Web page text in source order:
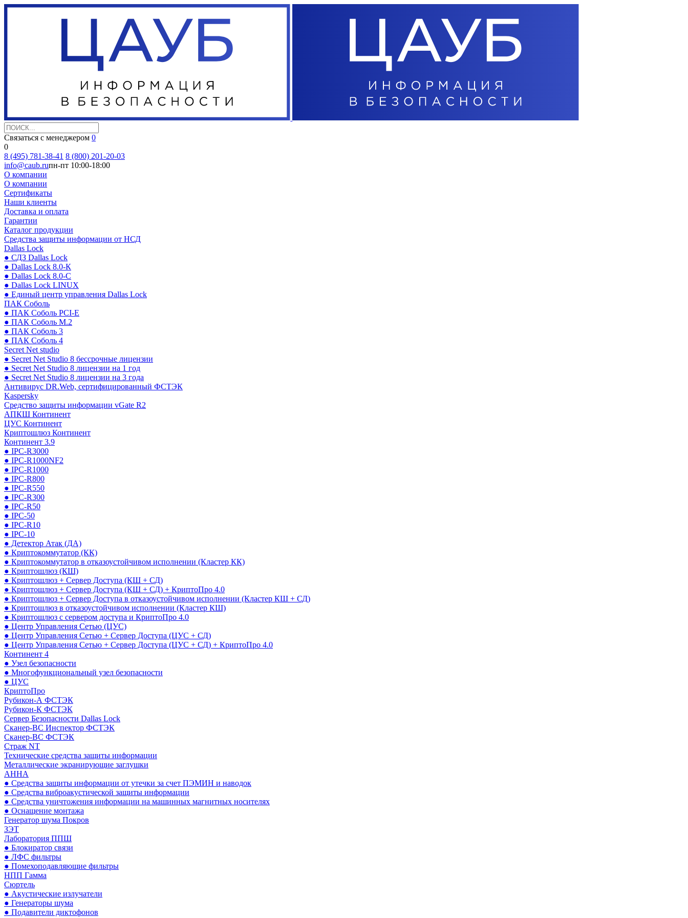
Связаться с менеджером 0
0
8 (495) 781-38-41 8 (800) 201-20-03
info@caub.ruпн-пт 10:00-18:00
О компании
О компании
Сертификаты
Наши клиенты
Доставка и оплата
Гарантии
Каталог продукции
Средства защиты информации от НСД
Dallas Lock
● СДЗ Dallas Lock
● Dallas Lock 8.0-К
● Dallas Lock 8.0-С
● Dallas Lock LINUX
● Единый центр управления Dallas Lock
ПАК Соболь
● ПАК Соболь PCI-E
● ПАК Соболь М.2
● ПАК Соболь 3
● ПАК Соболь 4
Secret Net studio
● Secret Net Studio 8 бессрочные лицензии
● Secret Net Studio 8 лицензии на 1 год
● Secret Net Studio 8 лицензии на 3 года
Антивирус DR.Web, сертифицированный ФСТЭК
Kaspersky
Средство защиты информации vGate R2
АПКШ Континент
ЦУС Континент
Криптошлюз Континент
Континент 3.9
● IPC-R3000
● IPC-R1000NF2
● IPC-R1000
● IPC-R800
● IPC-R550
● IPC-R300
● IPC-R50
● IPC-50
● IPC-R10
● IPC-10
● Детектор Атак (ДА)
● Криптокоммутатор (КК)
● Криптокоммутатор в отказоустойчивом исполнении (Кластер КК)
● Криптошлюз (КШ)
● Криптошлюз + Сервер Доступа (КШ + СД)
● Криптошлюз + Сервер Доступа (КШ + СД) + КриптоПро 4.0
● Криптошлюз + Сервер Доступа в отказоустойчивом исполнении (Кластер КШ + СД)
● Криптошлюз в отказоустойчивом исполнении (Кластер КШ)
● Криптошлюз с сервером доступа и КриптоПро 4.0
● Центр Управления Сетью (ЦУС)
● Центр Управления Сетью + Сервер Доступа (ЦУС + СД)
● Центр Управления Сетью + Сервер Доступа (ЦУС + СД) + КриптоПро 4.0
Континент 4
● Узел безопасности
● Многофункциональный узел безопасности
● ЦУС
КриптоПро
Рубикон-А ФСТЭК
Рубикон-К ФСТЭК
Сервер Безопасности Dallas Lock
Сканер-ВС Инспектор ФСТЭК
Сканер-ВС ФСТЭК
Страж NT
Технические средства защиты информации
Металлические экранирующие заглушки
АННА
● Средства защиты информации от утечки за счет ПЭМИН и наводок
● Средства виброакустической защиты информации
● Средства уничтожения информации на машинных магнитных носителях
● Оснащение монтажа
Генератор шума Покров
ЗЭТ
Лаборатория ППШ
● Блокиратор связи
● ЛФС фильтры
● Помехоподавляющие фильтры
НПП Гамма
Сюртель
● Акустические излучатели
● Генераторы шума
● Подавители диктофонов